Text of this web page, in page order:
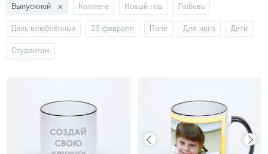
Выпускной Коллеге Новый год Любовь
День влюблённых 23 февраля Папе Для него Дети
Студентам